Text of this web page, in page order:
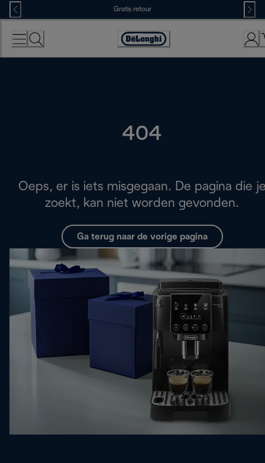
Skip
to
Content
Gratis retour
Accessibility
Statement
404
Oeps, er is iets misgegaan. De pagina die
zoekt, kan niet worden gevonden.
Ga terug naar de vorige pagina